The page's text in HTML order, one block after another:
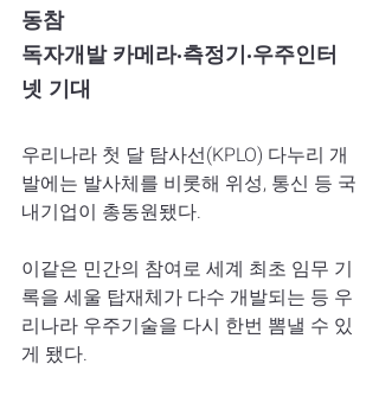
동참
독자개발 카메라·측정기·우주인터
넷 기대
우리나라 첫 달 탐사선(KPLO) 다누리 개
발에는 발사체를 비롯해 위성, 통신 등 국
내기업이 총동원됐다.
이같은 민간의 참여로 세계 최초 임무 기
록을 세울 탑재체가 다수 개발되는 등 우
리나라 우주기술을 다시 한번 뽐낼 수 있
게 됐다.